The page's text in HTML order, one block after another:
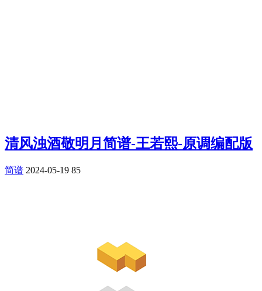
清风浊酒敬明月简谱-王若熙-原调编配版
简谱 2024-05-19 85